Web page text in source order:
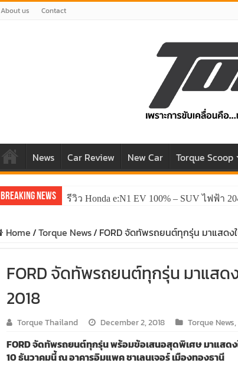
About us Contact
News Car Review New Car Torque Scoop
Breaking News รีวิว Honda e:N1 EV 100% – SUV ไฟฟ้า
รีวิว ลองขับ All New GWM HAVAL H6
Home/Torque News/ FORD จัดทัพรถยนต์ทุกรุ่น มาแสดง
FORD จัดทัพรถยนต์ทุกรุ่น มาแสด
2018
Torque Thailand December 2, 2018 Torque News,
FORD จัดทัพรถยนต์ทุกรุ่น พร้อมข้อเสนอสุดพิเศษ มาแสดง
10 ธันวาคมนี้ ณ อาคารอิมแพค ชาเลนเจอร์ เมืองทองธานี